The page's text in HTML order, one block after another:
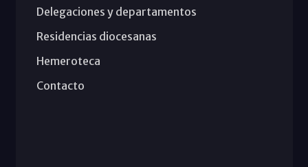
Delegaciones y departamentos
Residencias diocesanas
Hemeroteca
Contacto